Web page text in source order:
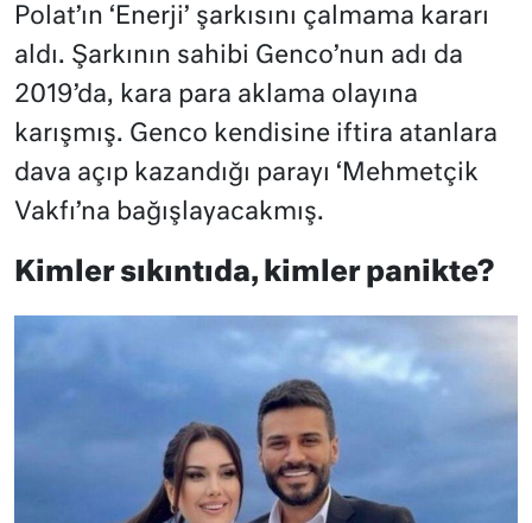
Polat’ın ‘Enerji’ şarkısını çalmama kararı
aldı. Şarkının sahibi Genco’nun adı da
2019’da, kara para aklama olayına
karışmış. Genco kendisine iftira atanlara
dava açıp kazandığı parayı ‘Mehmetçik
Vakfı’na bağışlayacakmış.
Kimler sıkıntıda, kimler panikte?